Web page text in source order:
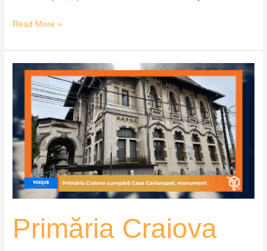
Read More »
Primăria Craiova
Primăria
Craiova
cumpără
Casa
Carianopol,
monument
istoric
–
VoxQub